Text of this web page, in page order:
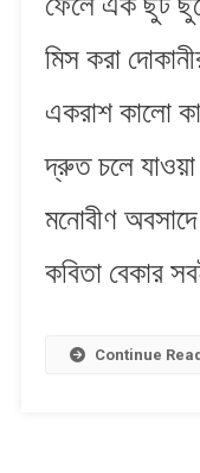
মিস করা
একরাশ কালো
দ্রুত চলে যাওয়া
মনোবীণ অবসাদে
কবিতা বেকার
Continue